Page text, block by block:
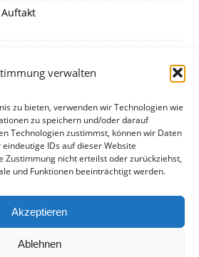
verwalten
zu bieten, verwenden wir Technologien wie
zu speichern und/oder darauf
Technologien zustimmst, können wir Daten
IDs auf dieser Website
Zustimmung nicht erteilst oder zurückziehst,
und Funktionen beeinträchtigt werden.
Akzeptieren
Ablehnen
tickt Björn!